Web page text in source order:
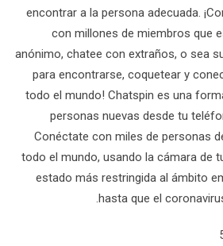
encontrar a la persona adecuada.
con millones de miembros que
anónimo, chatee con extraños, o sea
para encontrarse, coquetear y
todo el mundo! Chatspin es una
personas nuevas desde tu
Conéctate con miles de personas
todo el mundo, usando la cámara de
estado más restringida al ámbito
hasta que el